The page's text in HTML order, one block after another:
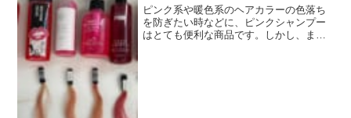
ピンク系や暖色系のヘアカラーの色落ち
を防ぎたい時などに、ピンクシャンプー
はとても便利な商品です。しかし、まだ